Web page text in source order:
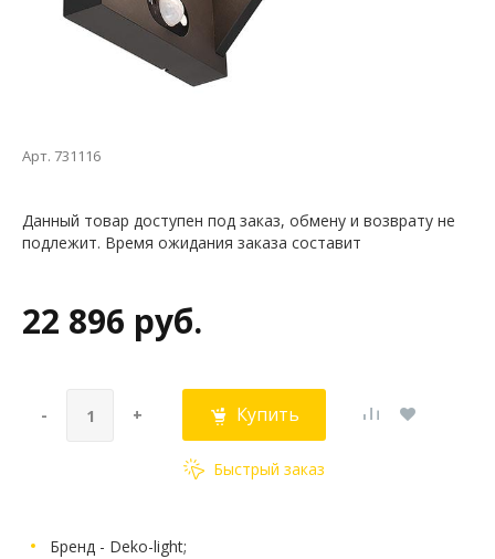
Арт. 731116
Данный товар доступен под заказ, обмену и возврату не
подлежит. Время ожидания заказа составит
22 896 руб.
- + Купить
Быстрый заказ
Бренд - Deko-light;